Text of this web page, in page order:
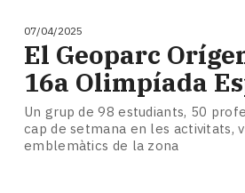
Editorial
07/04/2025
El Geoparc
16a Olimpíada
Un grup de 98 estudiants, 50
cap de setmana en les activitats,
emblemàtics de la zona